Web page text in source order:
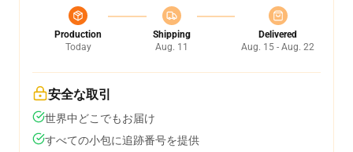
Production
Today
Shipping
Aug. 11
Delivered
Aug. 15 - Aug. 22
安全な取引
世界中どこでもお届け
すべての小包に追跡番号を提供